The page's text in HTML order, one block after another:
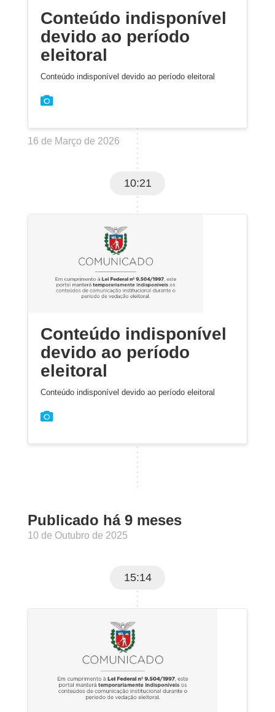
Conteúdo indisponível
devido ao período
eleitoral
Conteúdo indisponível devido ao período eleitoral
16 de Março de 2026
10:21
Conteúdo indisponível
devido ao período
eleitoral
Conteúdo indisponível devido ao período eleitoral
Publicado há 9 meses
10 de Outubro de 2025
15:14